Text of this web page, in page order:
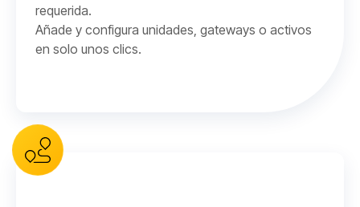
requerida.
Añade y configura unidades, gateways o activos
en solo unos clics.